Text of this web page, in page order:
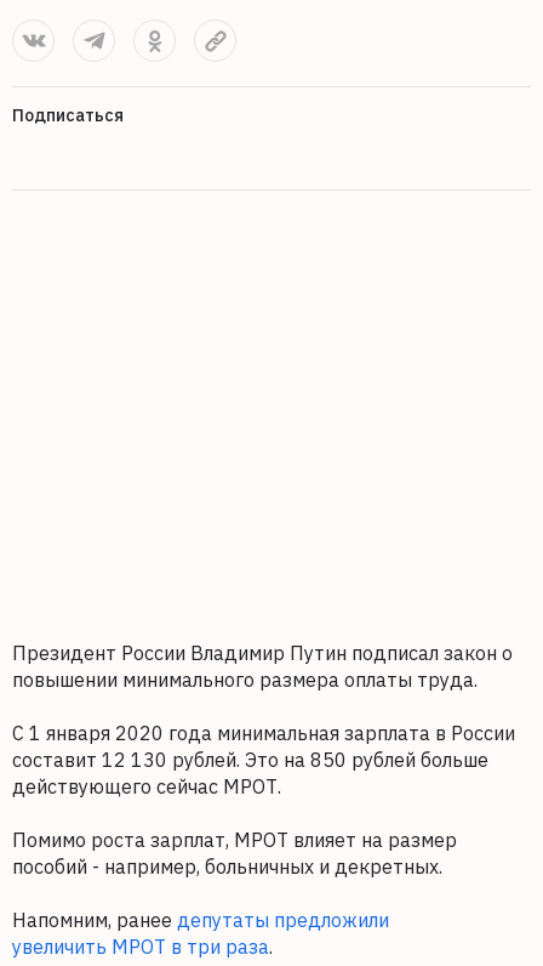
Подписаться
Президент России Владимир Путин подписал закон о
повышении минимального размера оплаты труда.
С 1 января 2020 года минимальная зарплата в России
составит 12 130 рублей. Это на 850 рублей больше
действующего сейчас МРОТ.
Помимо роста зарплат, МРОТ влияет на размер
пособий - например, больничных и декретных.
Напомним, ранее депутаты предложили
увеличить МРОТ в три раза.